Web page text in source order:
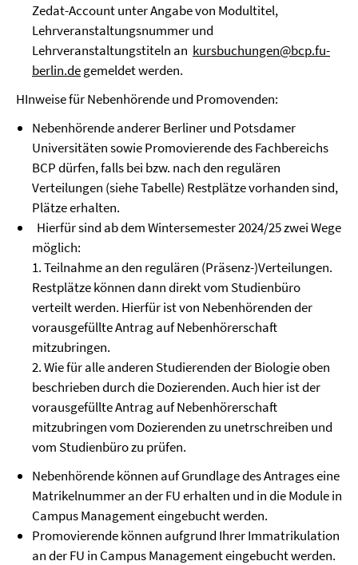
Zedat-Account unter Angabe von Modultitel,
Lehrveranstaltungsnummer und
Lehrveranstaltungstiteln an kursbuchungen@bcp.fu-
berlin.degemeldet werden.
HInweise für Nebenhörende und Promovenden:
Nebenhörende anderer Berliner und Potsdamer
Universitäten sowie Promovierende des Fachbereichs
BCP dürfen, falls bei bzw. nach den regulären
Verteilungen (siehe Tabelle) Restplätze vorhanden sind,
Plätze erhalten.
Hierfür sind ab dem Wintersemester 2024/25 zwei Wege
möglich:
1. Teilnahme an den regulären (Präsenz-)Verteilungen.
Restplätze können dann direkt vom Studienbüro
verteilt werden. Hierfür ist von Nebenhörenden der
vorausgefüllte Antrag auf Nebenhörerschaft
mitzubringen.
2. Wie für alle anderen Studierenden der Biologie oben
beschrieben durch die Dozierenden. Auch hier ist der
vorausgefüllte Antrag auf Nebenhörerschaft
mitzubringen vom Dozierenden zu unetrschreiben und
vom Studienbüro zu prüfen.
Nebenhörende können auf Grundlage des Antrages eine
Matrikelnummer an der FU erhalten und in die Module in
Campus Management eingebucht werden.
Promovierende können aufgrund Ihrer Immatrikulation
an der FU in Campus Management eingebucht werden.